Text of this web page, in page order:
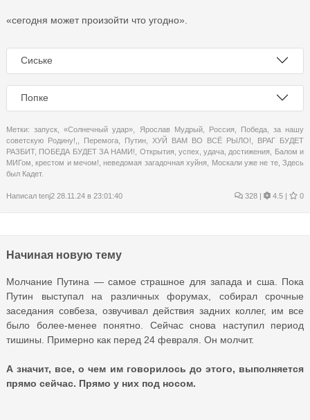
«сегодня может произойти что угодно».
Сиське
Попке
Метки:запуск ,«Солнечный удар» Ярослав Мудрый, Россия Победа, за нашу
советскую Родину!,
Перемога Путин ХУЙ ВАМ ВО ВСЁ РЫЛО!
ВРАГ БУДЕТ
РАЗБИТ, ПОБЕДА БУДЕТ ЗА НАМИ! Открытия успех ,удача достижения
Балом и
МИГом ,крестом и мечом! ,неведомая загадочная хуйня Москали уже не те,Здесь
был Кадет.
Написал tenj2 28.11.24 в 23:01:40 328 | 4.5 | 0
Начиная новую тему
Молчание Путина — самое страшное для запада и сша. Пока
Путин выступал на различных форумах, собирал срочные
заседания совбеза, озвучивал действия задних коллег, им все
было более-менее понятно. Сейчас снова наступил период
тишины. Примерно как перед 24 февраля. Он молчит.
А значит, все, о чем им говорилось до этого, выполняется
прямо сейчас. Прямо у них под носом.